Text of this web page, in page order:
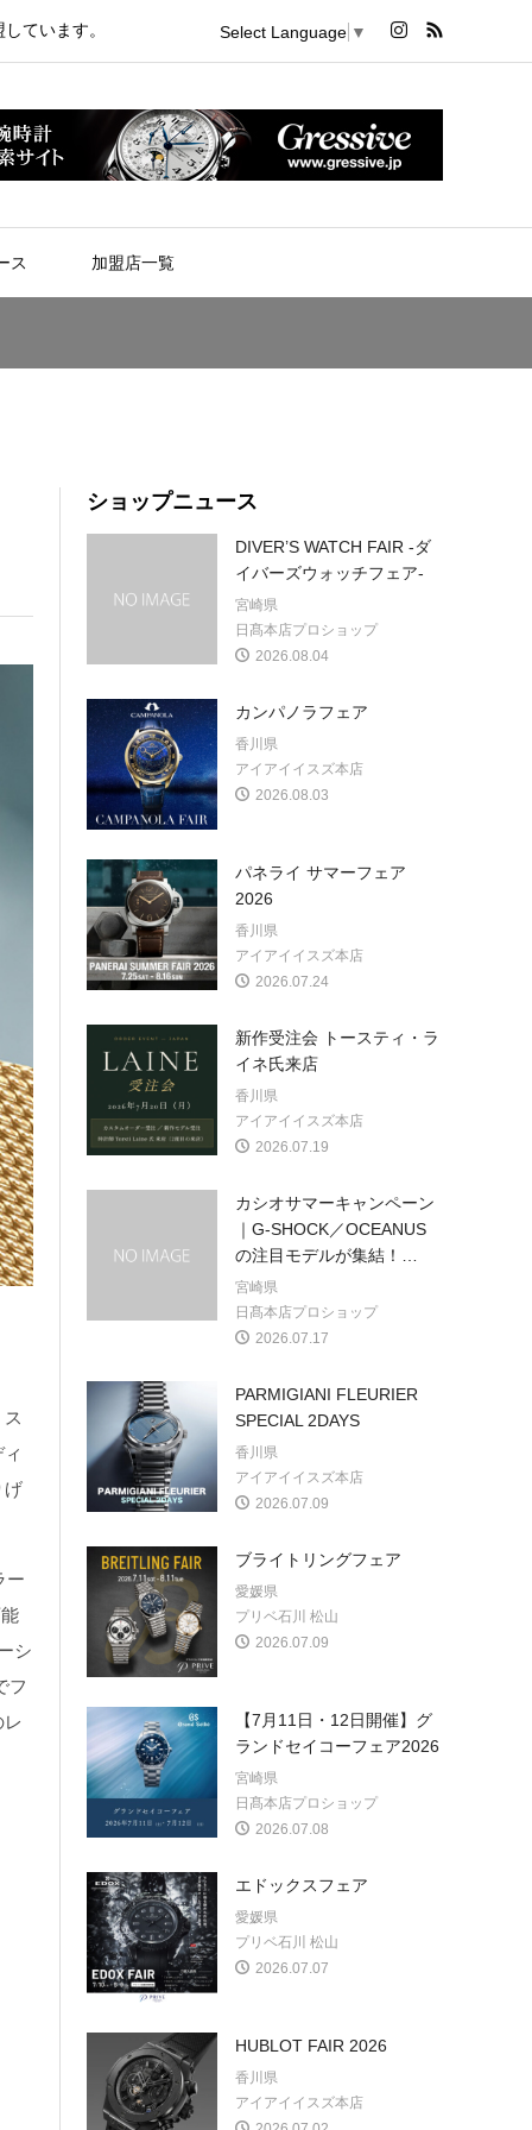
ています。 Select Language ▼
ス 加盟店一覧
げ
ー
シ
フ
ショップニュース
DIVER’S WATCH FAIR -ダ
イバーズウォッチフェア-
宮崎県
日髙本店プロショップ
2026.08.04
カンパノラフェア
香川県
アイアイイスズ本店
2026.08.03
パネライ サマーフェア
2026
香川県
アイアイイスズ本店
2026.07.24
新作受注会 トースティ・ラ
イネ氏来店
香川県
アイアイイスズ本店
2026.07.19
カシオサマーキャンペーン
｜G-SHOCK／OCEANUS
の注目モデルが集結！ …
宮崎県
日髙本店プロショップ
2026.07.17
PARMIGIANI FLEURIER
SPECIAL 2DAYS
香川県
アイアイイスズ本店
2026.07.09
ブライトリングフェア
愛媛県
プリベ石川 松山
2026.07.09
【7月11日・12日開催】グ
ランドセイコーフェア2026
宮崎県
日髙本店プロショップ
2026.07.08
エドックスフェア
愛媛県
プリベ石川 松山
2026.07.07
HUBLOT FAIR 2026
香川県
アイアイイスズ本店